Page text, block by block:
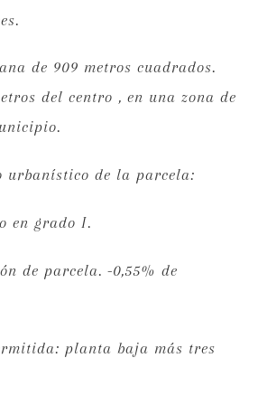
de 909 metros cuadrados.
del centro , en una zona de
urbanístico de la parcela:
en grado I.
de parcela. -0,55% de
planta baja más tres